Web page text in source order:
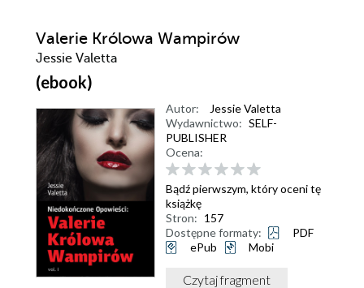
Valerie Królowa Wampirów
Jessie Valetta
(ebook)
Autor:
Jessie Valetta
Wydawnictwo: SELF-
PUBLISHER
Ocena:
Bądź pierwszym, który oceni tę
książkę
Stron: 157
Dostępne formaty:
PDF
ePub
Mobi
Czytaj fragment